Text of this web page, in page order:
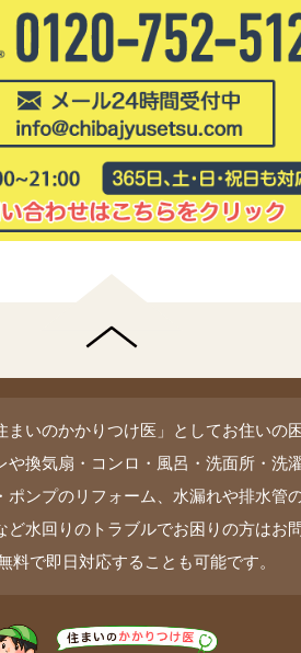
まいのかかりつけ医」としてお住いの
や換気扇・コンロ・風呂・洗面所・洗
ポンプのリフォーム、水漏れや排水管
ど水回りのトラブルでお困りの方はお
料で即日対応することも可能です。